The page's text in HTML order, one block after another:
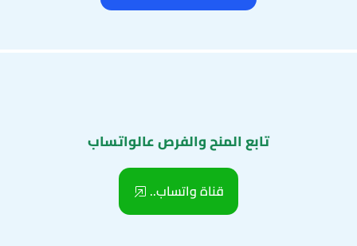
تابع المنح والفرص عالواتساب
قناة واتساب..